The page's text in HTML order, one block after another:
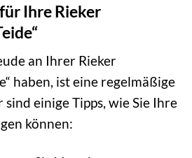
Ihre Rieker
an Ihrer Rieker
haben, ist eine regelmäßige
einige Tipps, wie Sie Ihre
können: